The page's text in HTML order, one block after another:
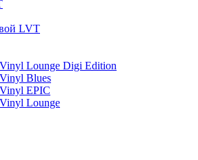
LVT
Lounge Digi Edition
Blues
EPIC
Lounge